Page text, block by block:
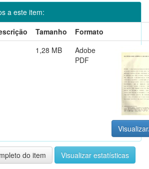
a este item:
Tamanho
Formato
1,28 MB
Adobe
PDF
do item Visualizar estatísticas